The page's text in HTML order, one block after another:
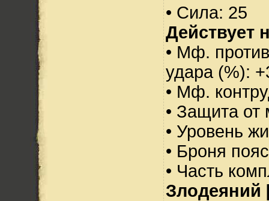
• Сила: 25
Действует
• Мф.
удара (%):
• Мф.
• Защита от
• Уровень
• Броня
• Часть
Злодеяний